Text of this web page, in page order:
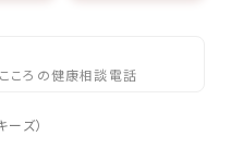
ころの健康相談電話
ーズ）